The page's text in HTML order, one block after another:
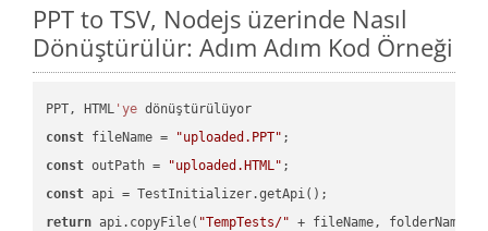
PPT to TSV, Nodejs üzerinde Nasıl
Dönüştürülür: Adım Adım Kod Örneği
PPT, HTML 'ye
const fileName = "uploaded.PPT"
const outPath = "uploaded.HTML"
const
return api.copyFile( "TempTests/" + fileName, folderName +